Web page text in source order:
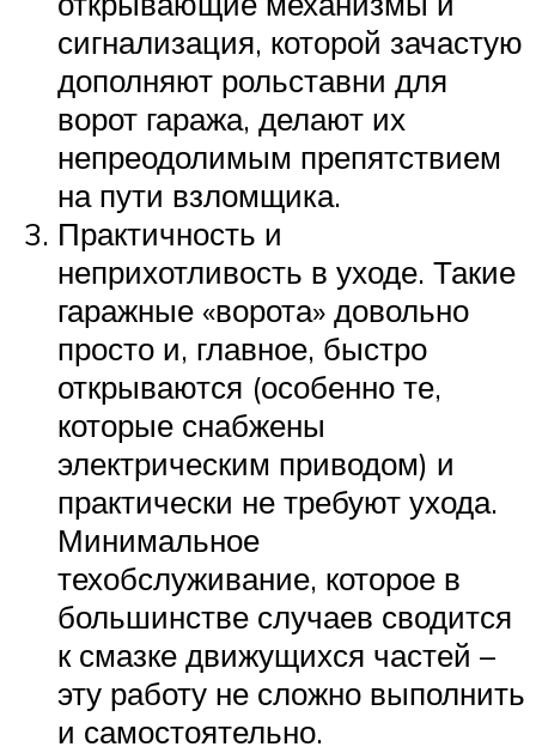
сигнализация, которой зачастую
дополняют рольставни для
ворот гаража, делают их
непреодолимым препятствием
на пути взломщика.
Практичность и
неприхотливость в уходе. Такие
гаражные «ворота» довольно
просто и, главное, быстро
открываются (особенно те,
которые снабжены
электрическим приводом) и
практически не требуют ухода.
Минимальное
техобслуживание, которое в
большинстве случаев сводится
к смазке движущихся частей –
эту работу не сложно выполнить
и самостоятельно.